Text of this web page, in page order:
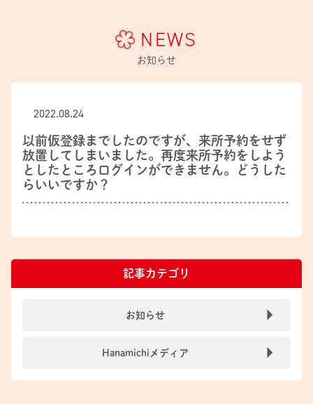
NEWS
お知らせ
2022.08.24
以前仮登録までしたのですが、来所予約をせず
放置してしまいました。再度来所予約をしよう
としたところログインができません。どうした
らいいですか？
記事カテゴリ
お知らせ
Hanamichiメディア